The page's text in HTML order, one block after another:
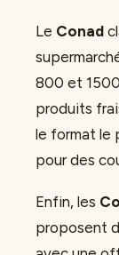
Le Conad
800 et
produits
le format le
pour des
Enfin, les
proposent